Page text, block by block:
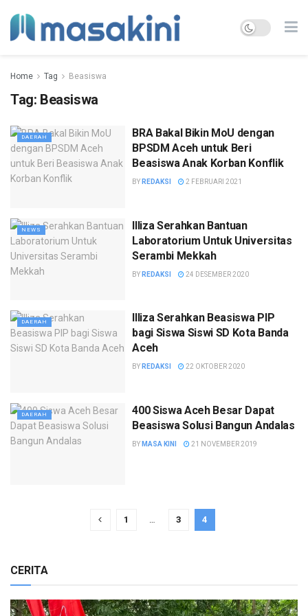
Home Tag Beasiswa
Tag: Beasiswa
DAERAH
BRA Bakal Bikin MoU dengan
BPSDM Aceh untuk Beri
Beasiswa Anak Korban Konflik
BY REDAKSI 2 FEBRUARI 2021
NEWS
Illiza Serahkan Bantuan
Laboratorium Untuk Universitas
Serambi Mekkah
BY REDAKSI 24 DESEMBER 2020
DAERAH
Illiza Serahkan Beasiswa PIP
bagi Siswa Siswi SD Kota Banda
Aceh
BY REDAKSI 22 OKTOBER 2020
DAERAH
400 Siswa Aceh Besar Dapat
Beasiswa Solusi Bangun Andalas
BY MASA KINI 21 NOVEMBER 2019
1 … 3 4
CERITA